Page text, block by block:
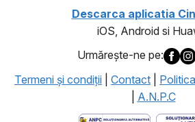
Descarca aplicatia
iOS, Android si
Urmăreşte-ne pe:
Termeni şi condiţii
Contact
A.N.P.C